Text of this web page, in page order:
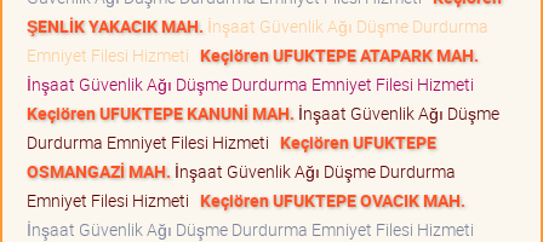
ŞENLİK YAKACIK MAH. İnşaat Güvenlik Ağı Düşme Durdurma
Emniyet Filesi Hizmeti Keçiören UFUKTEPE ATAPARK MAH.
İnşaat Güvenlik Ağı Düşme Durdurma Emniyet Filesi Hizmeti
Keçiören UFUKTEPE KANUNİ MAH. İnşaat Güvenlik Ağı Düşme
Durdurma Emniyet Filesi Hizmeti Keçiören UFUKTEPE
OSMANGAZİ MAH. İnşaat Güvenlik Ağı Düşme Durdurma
Emniyet Filesi Hizmeti Keçiören UFUKTEPE OVACIK MAH.
İnşaat Güvenlik Ağı Düşme Durdurma Emniyet Filesi Hizmeti